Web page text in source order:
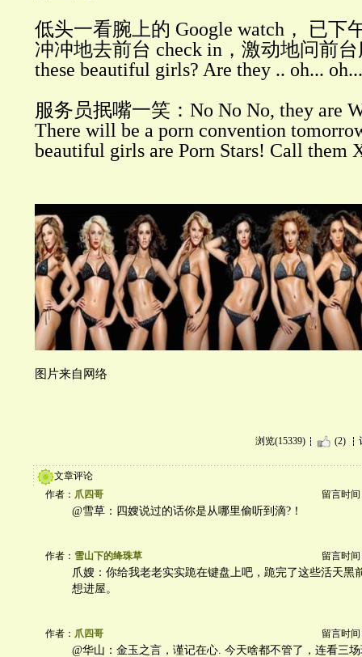
低头一看腕上的 Google watch， 已下
冲冲地去前台 check in，激动地问前
these beautiful girls? Are they .. oh...
服务员抿嘴一笑：No No No, they are
There will be a porn convention
beautiful girls are Porn Stars! Call them
图片来自网络
浏览(15339) (2)
文章评论
作者： 爪四哥 留言时间
@雪草：四嫂说过的话你是从哪里偷听到滴?！
作者： 雪山下的绛珠草 留言时间
爪嫂：你给我老老实实跪在键盘上吧，跪完了这些活天黑
想进屋。
作者： 爪四哥 留言时间
@华山：金玉之言，谨记在心. 今天啥都不管了，连看三